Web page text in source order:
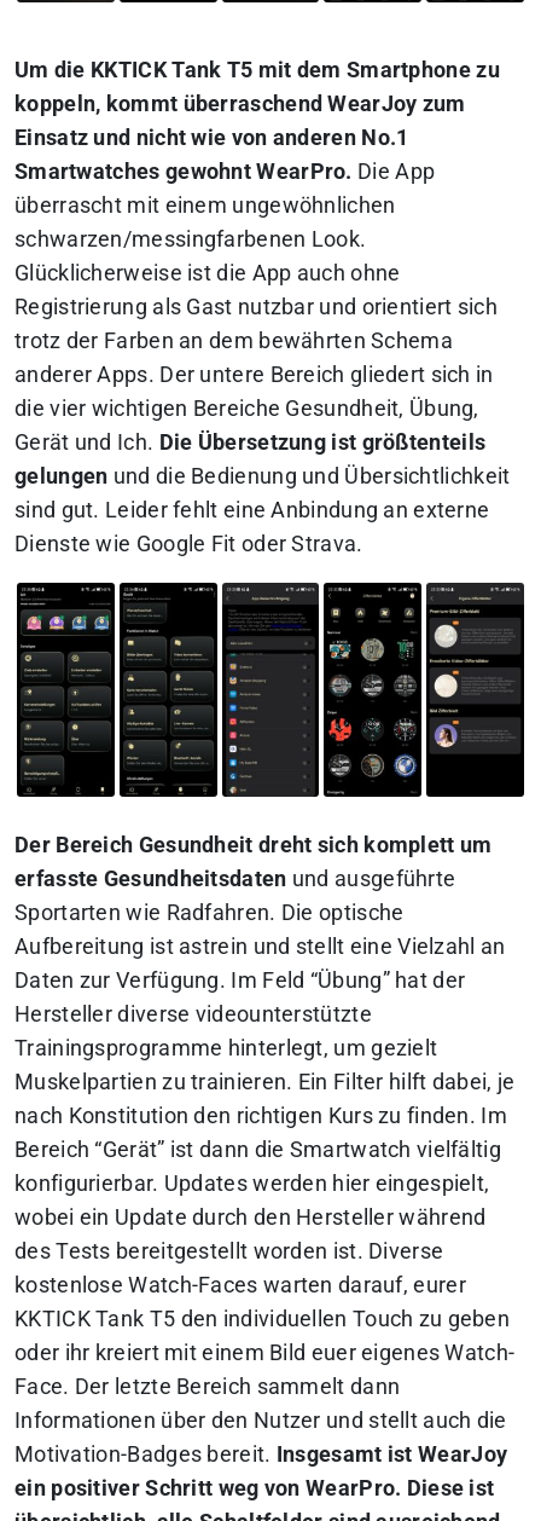
Um die KKTICK Tank T5 mit dem Smartphone zu
koppeln, kommt überraschend WearJoy zum
Einsatz und nicht wie von anderen No.1
Smartwatches gewohnt WearPro. Die App
überrascht mit einem ungewöhnlichen
schwarzen/messingfarbenen Look.
Glücklicherweise ist die App auch ohne
Registrierung als Gast nutzbar und orientiert sich
trotz der Farben an dem bewährten Schema
anderer Apps. Der untere Bereich gliedert sich in
die vier wichtigen Bereiche Gesundheit, Übung,
Gerät und Ich. Die Übersetzung ist größtenteils
gelungen und die Bedienung und Übersichtlichkeit
sind gut. Leider fehlt eine Anbindung an externe
Dienste wie Google Fit oder Strava.
Der Bereich Gesundheit dreht sich komplett um
erfasste Gesundheitsdaten und ausgeführte
Sportarten wie Radfahren. Die optische
Aufbereitung ist astrein und stellt eine Vielzahl an
Daten zur Verfügung. Im Feld “Übung” hat der
Hersteller diverse videounterstützte
Trainingsprogramme hinterlegt, um gezielt
Muskelpartien zu trainieren. Ein Filter hilft dabei, je
nach Konstitution den richtigen Kurs zu finden. Im
Bereich “Gerät” ist dann die Smartwatch vielfältig
konfigurierbar. Updates werden hier eingespielt,
wobei ein Update durch den Hersteller während
des Tests bereitgestellt worden ist. Diverse
kostenlose Watch-Faces warten darauf, eurer
KKTICK Tank T5 den individuellen Touch zu geben
oder ihr kreiert mit einem Bild euer eigenes Watch-
Face. Der letzte Bereich sammelt dann
Informationen über den Nutzer und stellt auch die
Motivation-Badges bereit. Insgesamt ist WearJoy
ein positiver Schritt weg von WearPro. Diese ist